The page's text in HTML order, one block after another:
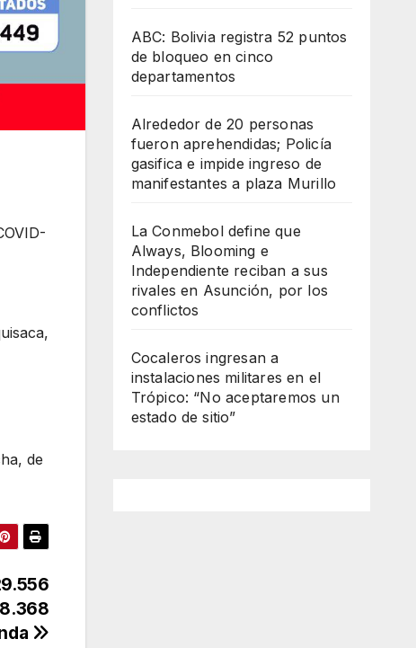
de
ABC: Bolivia registra 52 puntos
de bloqueo en cinco
departamentos
Alrededor de 20 personas
fueron aprehendidas; Policía
gasifica e impide ingreso de
manifestantes a plaza Murillo
La Conmebol define que
Always, Blooming e
Independiente reciban a sus
rivales en Asunción, por los
conflictos
Cocaleros ingresan a
instalaciones militares en el
Trópico: “No aceptaremos un
estado de sitio”